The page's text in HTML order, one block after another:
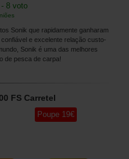
8 voto
Sonik que rapidamente ganharam
e excelente relação custo-
Sonik é uma das melhores
de pesca de carpa!
FS Carretel
Poupe 19€